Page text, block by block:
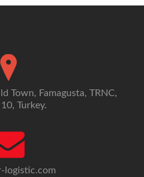
Town, Famagusta, TRNC,
Turkey.
logistic.com